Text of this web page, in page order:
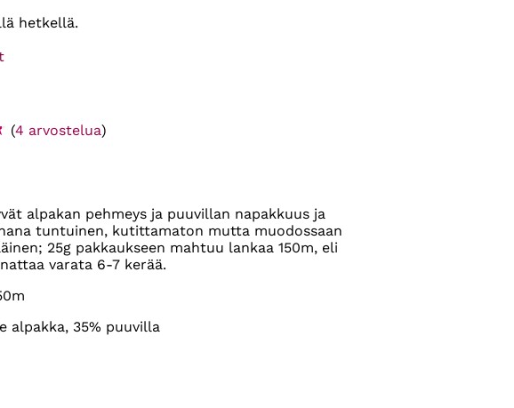
hetkellä.
(4 arvostelua)
alpakan pehmeys ja puuvillan napakkuus ja
tuntuinen, kutittamaton mutta muodossaan
25g pakkaukseen mahtuu lankaa 150m, eli
varata 6-7 kerää.
alpakka, 35% puuvilla